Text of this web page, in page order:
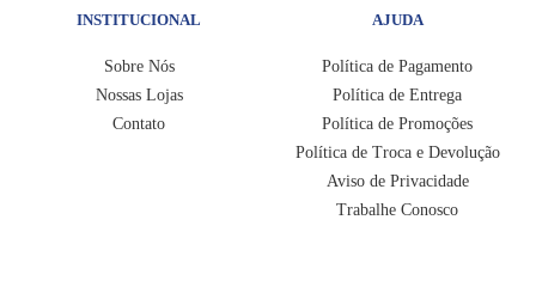
INSTITUCIONAL
Sobre Nós
Nossas Lojas
Contato
AJUDA
Política de Pagamento
Política de Entrega
Política de Promoções
Política de Troca e Devolução
Aviso de Privacidade
Trabalhe Conosco